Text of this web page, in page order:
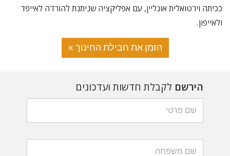
ככיתה וירטואלית אונליין, עם אפליקציה שניתנת להורדה לאייפד
ולאייפון.
הזמן את חבילת החינוך »
הירשם לקבלת חדשות ועדכונים